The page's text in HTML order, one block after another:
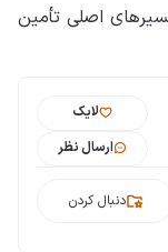
اصلی تأمین
لایک
ارسال نظر
دنبال کردن